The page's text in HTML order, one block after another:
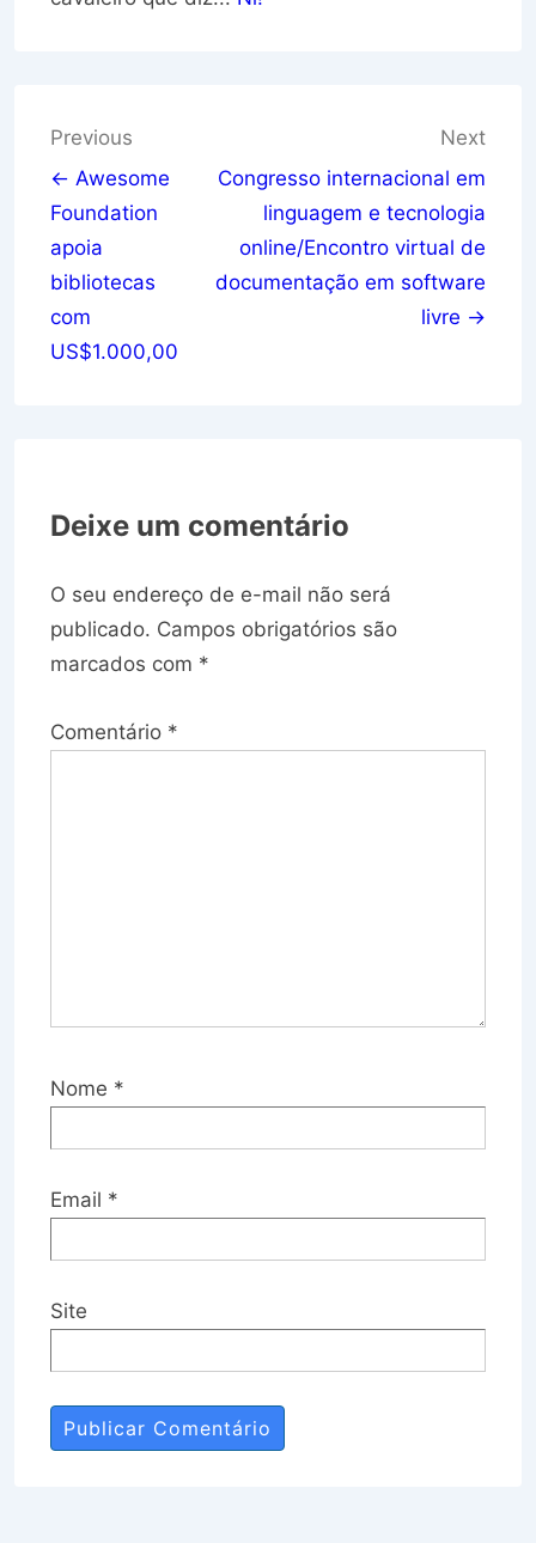
Navegação
de
Post
Previous
← Awesome
Foundation
apoia
bibliotecas
com
US$1.000,00
Next
Congresso internacional em
linguagem e tecnologia
online/Encontro virtual de
documentação em software
livre →
Deixe um comentário
O seu endereço de e-mail não será
publicado. Campos obrigatórios são
marcados com *
Comentário *
Nome *
Email *
Site